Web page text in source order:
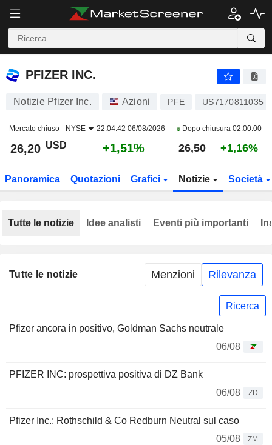
PFIZER INC.
PFIZER INC.
Notizie Pfizer Inc. Azioni PFE US7170811035
Mercato chiuso - NYSE 22:04:42 06/08/2026 Dopo chiusura 02:00:00
26,20 USD +1,51% 26,50 +1,16%
Panoramica Quotazioni Grafici Notizie Società
Tutte le notizie Menzioni Rilevanza
Ricerca
Pfizer ancora in positivo, Goldman Sachs neutrale
06/08
PFIZER INC: prospettiva positiva di DZ Bank
06/08
ZD
Pfizer Inc.: Rothschild & Co Redburn Neutral sul caso
05/08
ZM
Tutte le notizie Idee analisti Eventi più importanti